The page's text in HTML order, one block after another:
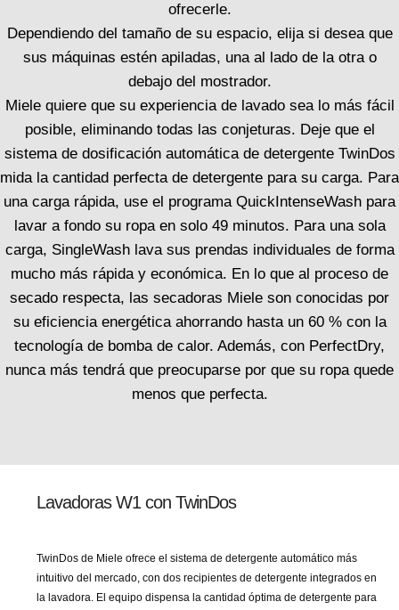
ofrecerle.
Dependiendo del tamaño de su espacio, elija si desea que
sus máquinas estén apiladas, una al lado de la otra o
debajo del mostrador.
Miele quiere que su experiencia de lavado sea lo más fácil
posible, eliminando todas las conjeturas. Deje que el
sistema de dosificación automática de detergente TwinDos
mida la cantidad perfecta de detergente para su carga. Para
una carga rápida, use el programa QuickIntenseWash para
lavar a fondo su ropa en solo 49 minutos. Para una sola
carga, SingleWash lava sus prendas individuales de forma
mucho más rápida y económica. En lo que al proceso de
secado respecta, las secadoras Miele son conocidas por
su eficiencia energética ahorrando hasta un 60 % con la
tecnología de bomba de calor. Además, con PerfectDry,
nunca más tendrá que preocuparse por que su ropa quede
menos que perfecta.
Lavadoras W1 con TwinDos
TwinDos de Miele ofrece el sistema de detergente automático más
intuitivo del mercado, con dos recipientes de detergente integrados en
la lavadora. El equipo dispensa la cantidad óptima de detergente para